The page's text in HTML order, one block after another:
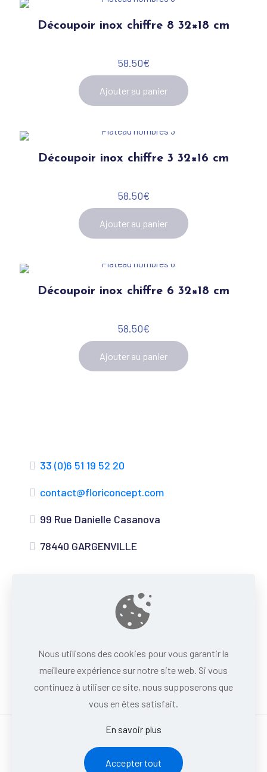
Découpoir inox chiffre 8 32×18 cm
58.50€
Ajouter au panier
Découpoir inox chiffre 3 32×16 cm
58.50€
Ajouter au panier
Découpoir inox chiffre 6 32×18 cm
58.50€
Ajouter au panier
33 (0)6 51 19 52 20
contact@floriconcept.com
99 Rue Danielle Casanova
78440 GARGENVILLE
Nous utilisons des cookies pour vous garantir la
meilleure expérience sur notre site web. Si vous
continuez à utiliser ce site, nous supposerons que
vous en êtes satisfait.
En savoir plus
Accepter tout